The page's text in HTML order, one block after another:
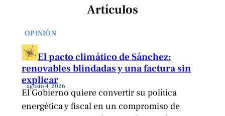
Artículos
OPINIÓN
El pacto climático de Sánchez:
renovables blindadas y una factura sin
explicar
agosto 4, 2026
El Gobierno quiere convertir su política
energética y fiscal en un compromiso de